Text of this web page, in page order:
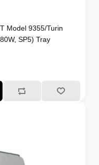
Model 9355/Turin
SP5) Tray